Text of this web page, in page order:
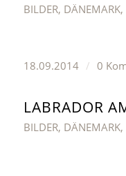
BILDER, DÄNEMARK,
18.09.2014 / 0
LABRADOR
BILDER, DÄNEMARK,